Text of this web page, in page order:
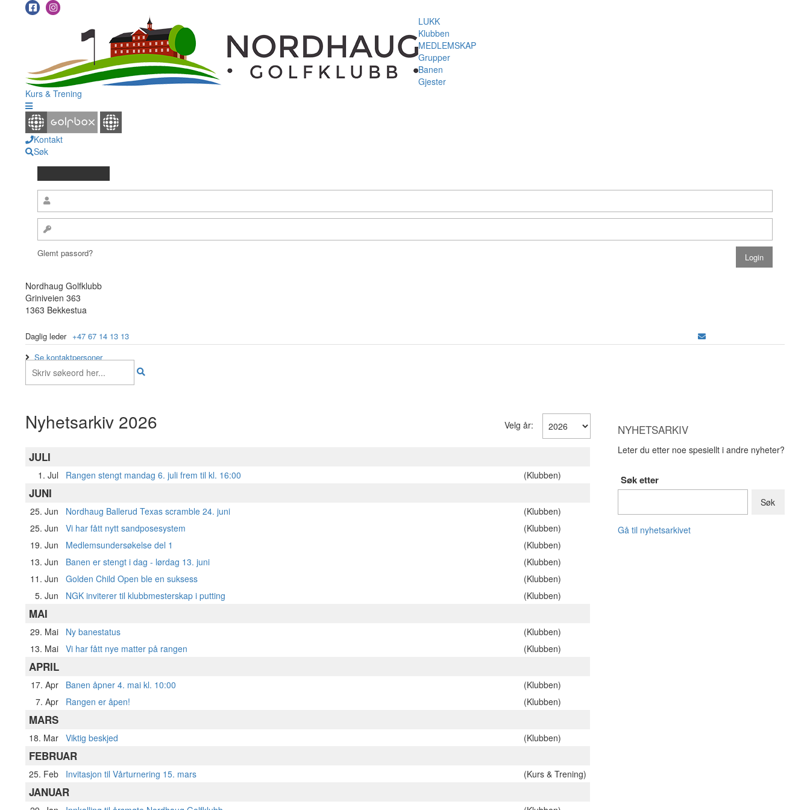
LUKK
Klubben
MEDLEMSKAP
Grupper
Banen
Gjester
Kurs & Trening
Kontakt
Søk
Glemt passord?
Nordhaug Golfklubb
Griniveien 363
1363 Bekkestua
Daglig leder +47 67 14 13 13
Se kontaktpersoner
Nyhetsarkiv 2026 Velg år:
JULI
1. Jul Rangen stengt mandag 6. juli frem til kl. 16:00 (Klubben)
JUNI
25. Jun Nordhaug Ballerud Texas scramble 24. juni
(Klubben)
25. Jun
Vi har fått nytt sandposesystem
(Klubben)
19. Jun
Medlemsundersøkelse del 1
(Klubben)
13. Jun
Banen er stengt i dag - lørdag 13. juni
(Klubben)
11. Jun
Golden Child Open ble en suksess
(Klubben)
5. Jun
NGK inviterer til klubbmesterskap i putting (Klubben)
MAI
29. Mai Ny banestatus
(Klubben)
13. Mai Vi har fått nye matter på rangen (Klubben)
APRIL
17. Apr Banen åpner 4. mai kl. 10:00
(Klubben)
7. Apr
Rangen er åpen! (Klubben)
MARS
18. Mar Viktig beskjed (Klubben)
FEBRUAR
25. Feb Invitasjon til Vårturnering 15. mars (Kurs & Trening)
JANUAR
NYHETSARKIV
Leter du etter noe spesiellt i andre nyheter?
Søk etter
Gå til nyhetsarkivet